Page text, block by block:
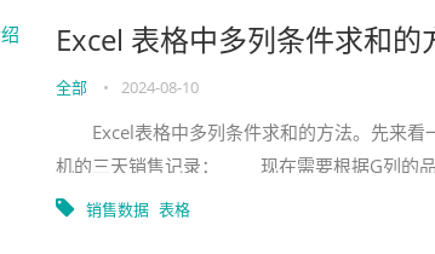
Excel 表格中多列条件求和的
全部 • 2024-08-10
Excel表格中多列条件求和的方法。先来看
机的三天销售记录： 现在需要根据G列的
必有表亲已经想到办法了，既然是按条件
销售数据 表格